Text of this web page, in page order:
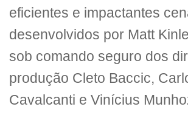
eficientes e impactantes
desenvolvidos por Matt
sob comando seguro dos
produção Cleto Baccic,
Cavalcanti e Vinícius